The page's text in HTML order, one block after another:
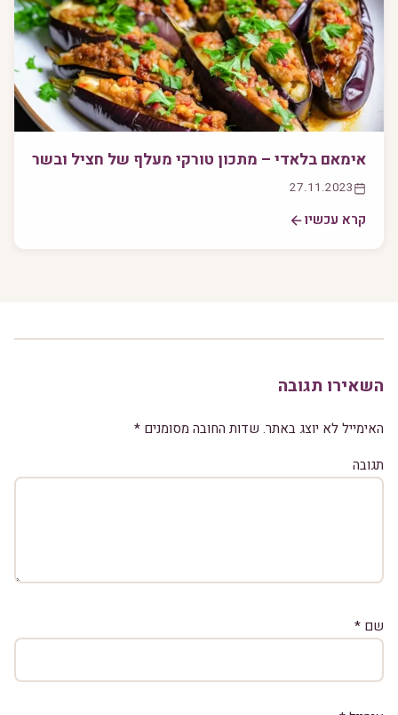
אימאם בלאדי – מתכון טורקי מעלף של חציל ובשר
27.11.2023
קרא עכשיו
השאירו תגובה
האימייל לא יוצג באתר. שדות החובה מסומנים *
תגובה
שם *